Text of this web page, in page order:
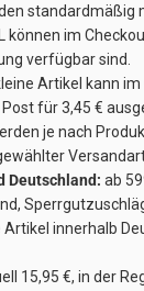
standardmäßig
können im
verfügbar sind.
Artikel kann
für 3,45 €
je nach
Deutschland: ab
innerhalb
15,95 €, in der